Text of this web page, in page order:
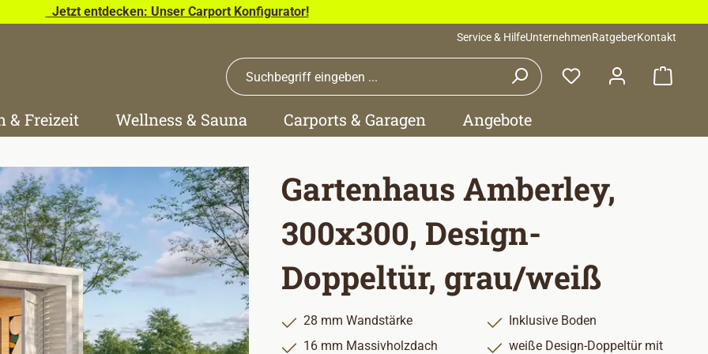
Jetzt entdecken: Unser Carport Konfigurator!
Service & HilfeUnternehmenRatgeberKontakt
& Freizeit Wellness & Sauna Carports & Garagen Angebote
Gartenhaus Amberley,
300x300, Design-
Doppeltür, grau/weiß
28 mm Wandstärke
Inklusive Boden
16 mm Massivholzdach
weiße Design-Doppeltür mit